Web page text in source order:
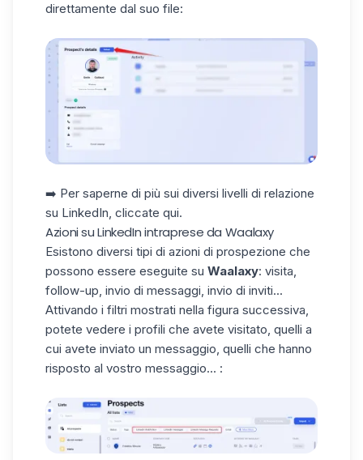
direttamente dal suo file:
➡️ Per saperne di più sui diversi livelli di relazione
su LinkedIn, cliccate qui.
Azioni su LinkedIn intraprese da Waalaxy
Esistono diversi tipi di azioni di prospezione che
possono essere eseguite su Waalaxy: visita,
follow-up, invio di messaggi, invio di inviti...
Attivando i filtri mostrati nella figura successiva,
potete vedere i profili che avete visitato, quelli a
cui avete inviato un messaggio, quelli che hanno
risposto al vostro messaggio... :